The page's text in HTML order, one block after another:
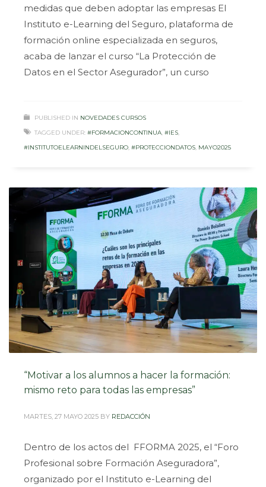
medidas que deben adoptar las empresas El
Instituto e-Learning del Seguro, plataforma de
formación online especializada en seguros,
acaba de lanzar el curso “La Protección de
Datos en el Sector Asegurador”, un curso
PUBLISHED IN NOVEDADES CURSOS
TAGGED UNDER: #FORMACIONCONTINUA, #IES,
#INSTITUTOELEARNINDELSEGURO, #PROTECCIONDATOS, MAYO2025
“Motivar a los alumnos a hacer la formación:
mismo reto para todas las empresas”
MARTES, 27 MAYO 2025 BY REDACCIÓN
Dentro de los actos del FFORMA 2025, el “Foro
Profesional sobre Formación Aseguradora”,
organizado por el Instituto e-Learning del